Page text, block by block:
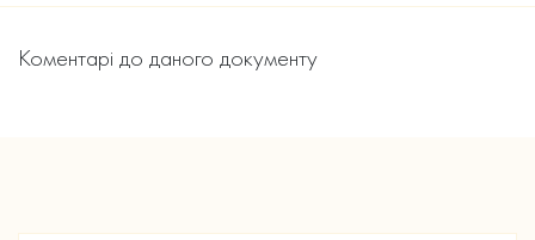
Коментарі до даного документу